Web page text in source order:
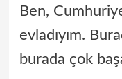
Ben,
evladıyım.
burada çok